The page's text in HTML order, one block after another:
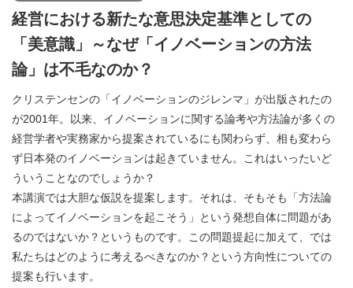
経営における新たな意思決定基準としての
「美意識」～なぜ「イノベーションの方法
論」は不毛なのか？
クリステンセンの「イノベーションのジレンマ」が出版されたの
が2001年。以来、イノベーションに関する論考や方法論が多くの
経営学者や実務家から提案されているにも関わらず、相も変わら
ず日本発のイノベーションは起きていません。これはいったいど
ういうことなのでしょうか？
本講演では大胆な仮説を提案します。それは、そもそも「方法論
によってイノベーションを起こそう」という発想自体に問題があ
るのではないか？というものです。この問題提起に加えて、では
私たちはどのように考えるべきなのか？という方向性についての
提案も行います。